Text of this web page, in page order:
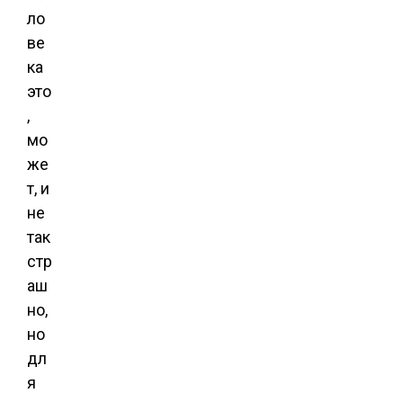
ло
ве
ка
это
,
мо
же
т, и
не
так
стр
аш
но,
но
дл
я